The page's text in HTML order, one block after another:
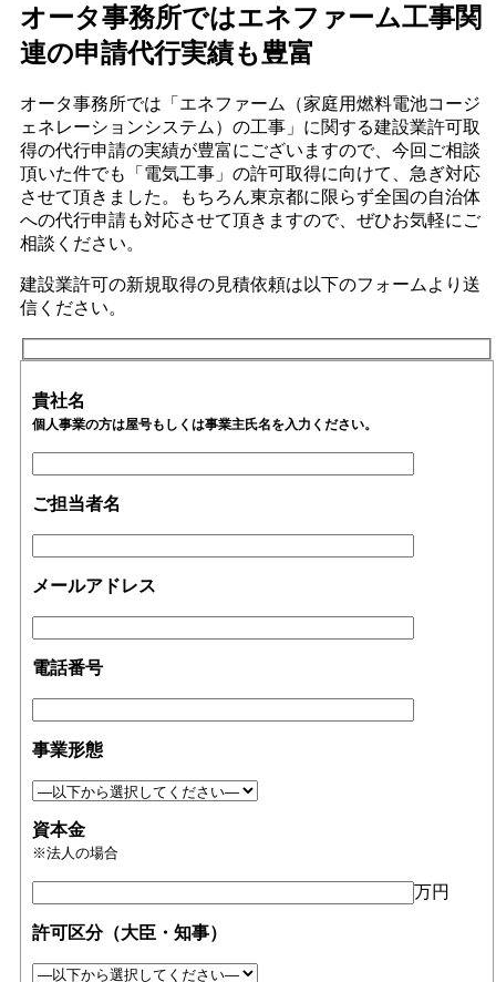
オータ事務所ではエネファーム工事関
連の申請代行実績も豊富
オータ事務所では「エネファーム（家庭用燃料電池コージ
ェネレーションシステム）の工事」に関する建設業許可取
得の代行申請の実績が豊富にございますので、今回ご相談
頂いた件でも「電気工事」の許可取得に向けて、急ぎ対応
させて頂きました。もちろん東京都に限らず全国の自治体
への代行申請も対応させて頂きますので、ぜひお気軽にご
相談ください。
建設業許可の新規取得の見積依頼は以下のフォームより送
信ください。
貴社名
個人事業の方は屋号もしくは事業主氏名を入力ください。
ご担当者名
メールアドレス
電話番号
事業形態
資本金
※法人の場合
万円
許可区分（大臣・知事）